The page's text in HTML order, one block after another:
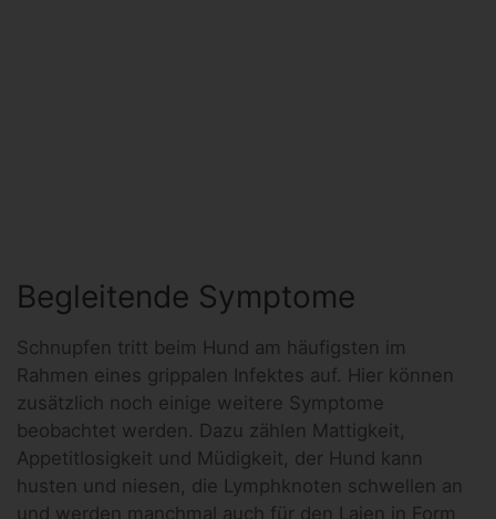
Begleitende Symptome
Schnupfen tritt beim Hund am häufigsten im
Rahmen eines grippalen Infektes auf. Hier können
zusätzlich noch einige weitere Symptome
beobachtet werden. Dazu zählen Mattigkeit,
Appetitlosigkeit und Müdigkeit, der Hund kann
husten und niesen, die Lymphknoten schwellen an
und werden manchmal auch für den Laien in Form